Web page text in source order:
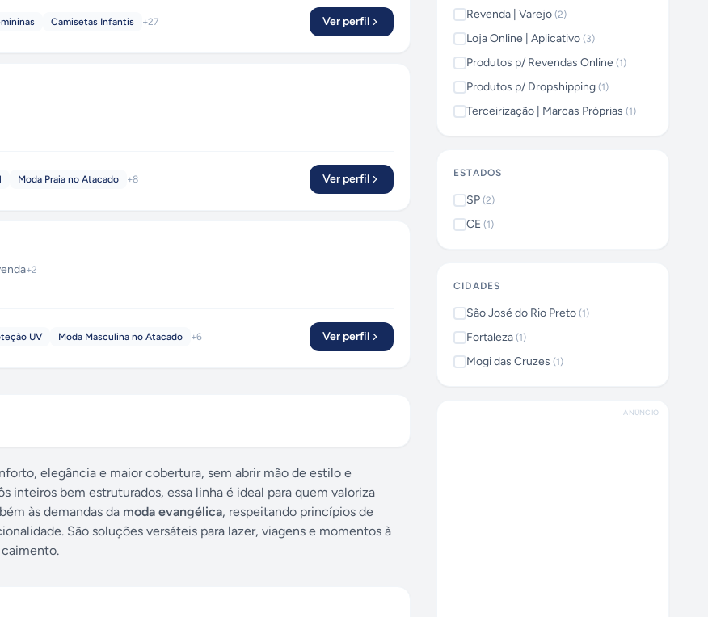
Camisetas Infantis +27 Ver perfil
Moda Praia no Atacado +8 Ver perfil
+2
UV Moda Masculina no Atacado +6 Ver perfil
elegância e maior cobertura, sem abrir mão de estilo e
inteiros bem estruturados, essa linha é ideal para quem valoriza
às demandas da moda evangélica, respeitando princípios de
São soluções versáteis para lazer, viagens e momentos à
Revenda | Varejo (2)
Loja Online | Aplicativo (3)
Produtos p/ Revendas Online (1)
Produtos p/ Dropshipping (1)
Terceirização | Marcas Próprias (1)
ESTADOS
SP (2)
CE (1)
CIDADES
São José do Rio Preto (1)
Fortaleza (1)
Mogi das Cruzes (1)
ANÚNCIO